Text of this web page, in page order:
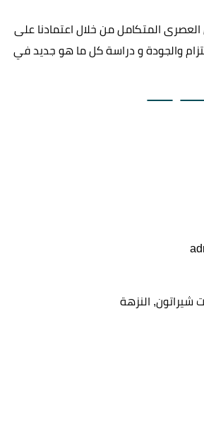
المتكامل من خلال اعتمادنا على
والجودة و دراسة كل ما هو جديد في